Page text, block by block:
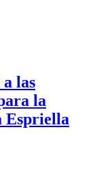
las
la
Espriella